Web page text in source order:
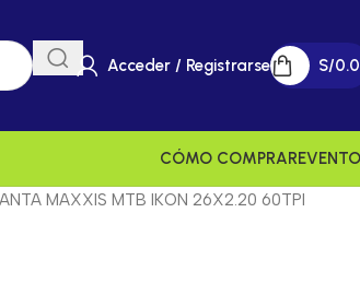
Acceder / Registrarse S/
CÓMO COMPRAR
MAXXIS MTB IKON 26X2.20 60TPI